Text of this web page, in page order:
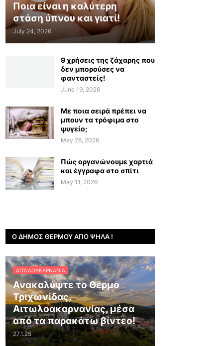
Ποια είναι η καλύτερη
στάση ύπνου και γιατί!
July 24, 2026
9 χρήσεις της ζάχαρης που
δεν μπορούσες να
φανταστείς!
June 19, 2026
Με ποια σειρά πρέπει να
μπουν τα τρόφιμα στο
ψυγείο;
May 28, 2026
Πώς οργανώνουμε χαρτιά
και έγγραφα στο σπίτι
May 11, 2026
Ο ΔΉΜΟΣ ΘΈΡΜΟΥ ΑΠΌ ΨΗΛΆ !
ΑΙΤΩΛΟΑΚΑΡΝΑΝΊΑ
Ανακαλύψτε το Θέρμο
Τριχωνίδας,
Αιτωλοακαρνανίας, μέσα
από τα παρακάτω βίντεο!
27.1.25